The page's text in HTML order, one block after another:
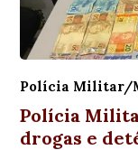
Polícia Militar/
Polícia
drogas e